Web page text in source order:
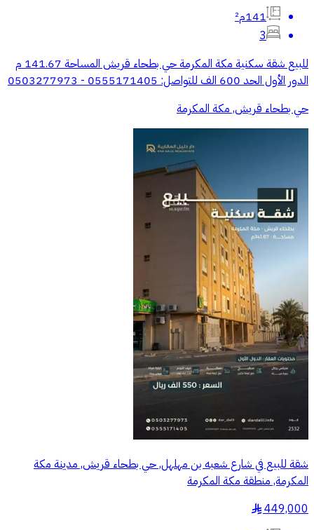
141م²
3
للبيع شقة سكنية مكة المكرمة حي بطحاء قريش المساحة 141.67 م
الدور الأول الحد 600 الف للتواصل: 0555171405 - 0503277973
حي بطحاء قريش, مكة المكرمة
شقة للبيع في شارع شعبه بن مهلهل, حي بطحاء قريش, مدينة مكة
المكرمة, منطقة مكة المكرمة
449,000
§